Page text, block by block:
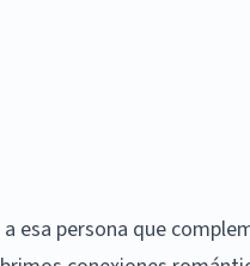
esa persona que